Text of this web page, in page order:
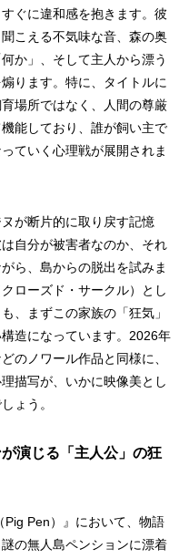
ぐに違和感を抱きます。彼
こえる不気味な音、森の奥
か」、そして主人から漂う
ります。特に、タイトルに
場所ではなく、人間の尊厳
能しており、誰が飼い主で
ていく心理戦が展開されま
が断片的に取り戻す記憶
自分が被害者なのか、それ
ら、島からの脱出を試みま
ローズド・サークル）とし
、まずこの家族の「狂気」
造になっています。2026年
のノワール作品と同様に、
描写が、いかに映像美とし
ょう。
演じる「主人公」の狂
Pen）』において、物語
の無人島ペンションに漂着